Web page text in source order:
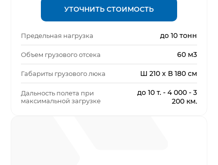
УТОЧНИТЬ СТОИМОСТЬ
Предельная нагрузка до 10 тонн
Объем грузового отсека 60 м3
Габариты грузового люка Ш 210 х В 180 см
Дальность полета при
максимальной загрузке
до 10 т. - 4 000 - 3
200 км.